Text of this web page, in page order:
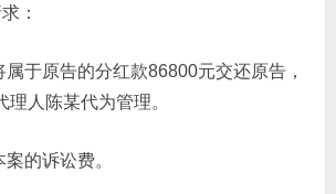
：
于原告的分红款86800元交还原告，
人陈某代为管理。
的诉讼费。